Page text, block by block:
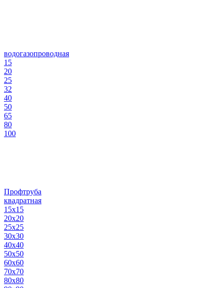
водогазопроводная
15
20
25
32
40
50
65
80
100
Профтруба
квадратная
15х15
20х20
25х25
30х30
40х40
50х50
60х60
70х70
80х80